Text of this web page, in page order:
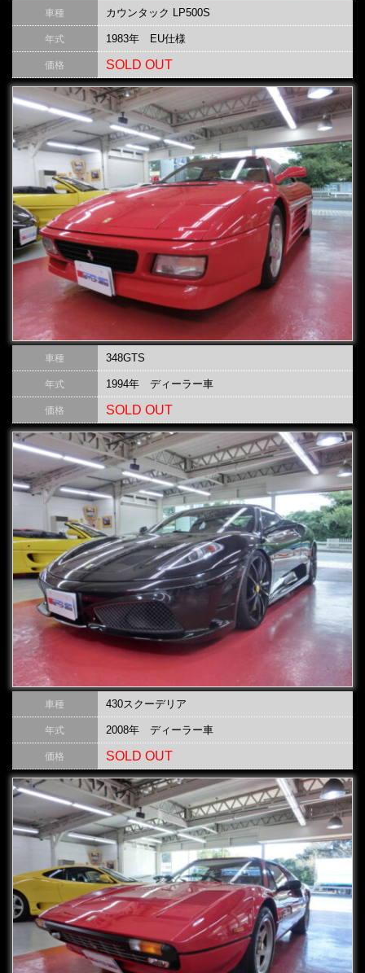
車種 カウンタック LP500S
年式 1983年 EU仕様
価格 SOLD OUT
車種 348GTS
年式 1994年 ディーラー車
価格 SOLD OUT
車種 430スクーデリア
年式 2008年 ディーラー車
価格 SOLD OUT